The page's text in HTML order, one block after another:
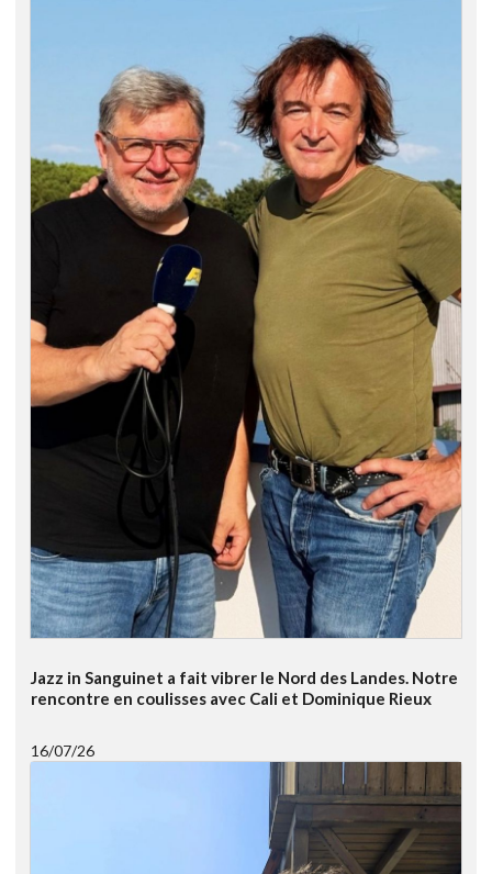
Jazz in Sanguinet a fait vibrer le Nord des Landes. Notre
rencontre en coulisses avec Cali et Dominique Rieux
16/07/26